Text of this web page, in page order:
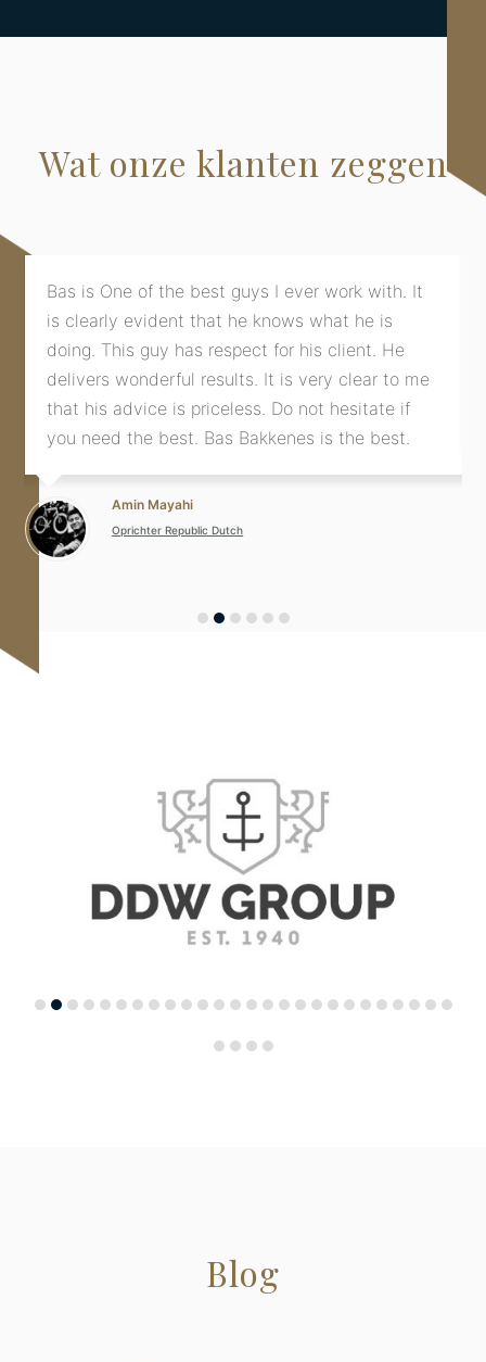
Wat onze klanten zeggen
Bas is One of the best guys I ever work with. It
is clearly evident that he knows what he is
doing. This guy has respect for his client. He
delivers wonderful results. It is very clear to me
that his advice is priceless. Do not hesitate if
you need the best. Bas Bakkenes is the best.
Amin Mayahi
Oprichter Republic Dutch
Blog